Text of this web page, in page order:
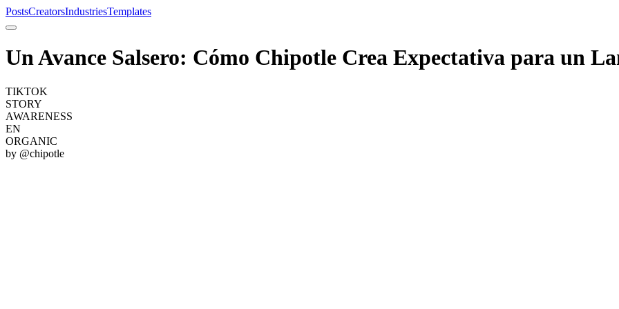
PostsCreatorsIndustriesTemplates
Un Avance Salsero: Cómo Chipotle Crea Expectativa para un
TIKTOK
STORY
AWARENESS
EN
ORGANIC
by @chipotle